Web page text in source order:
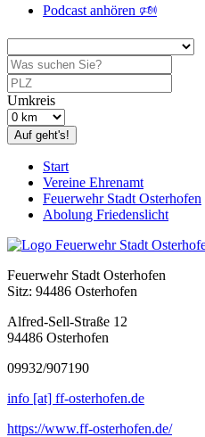
Podcast anhören 🕬
Umkreis
Auf geht's!
Start
Vereine Ehrenamt
Feuerwehr Stadt Osterhofen
Abolung Friedenslicht
Feuerwehr Stadt Osterhofen
Sitz: 94486 Osterhofen
Alfred-Sell-Straße 12
94486 Osterhofen
09932/907190
info [at] ff-osterhofen.de
https://www.ff-osterhofen.de/